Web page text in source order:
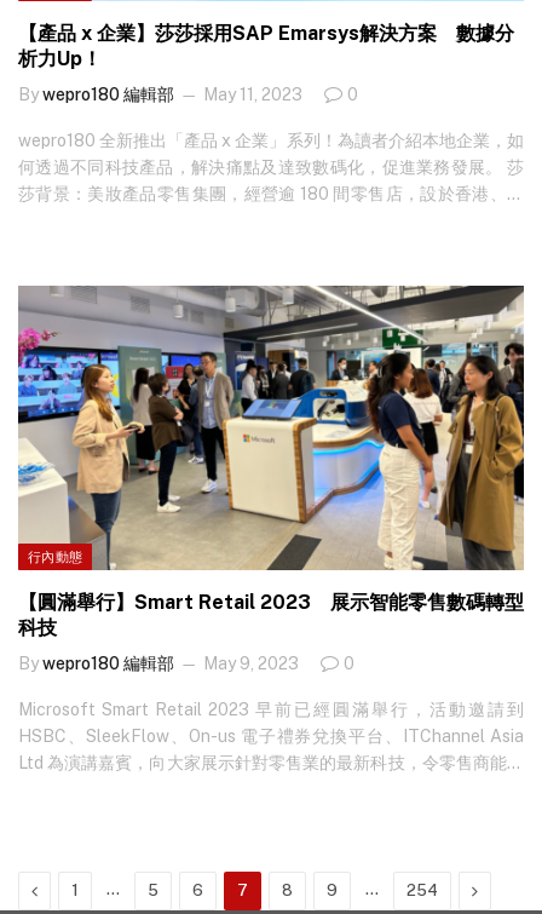
【產品 x 企業】莎莎採用SAP Emarsys解決方案 數據分
析力Up！
Bywepro180 編輯部 May 11, 2023 0
wepro180 全新推出「產品 x 企業」系列！為讀者介紹本地企業，如
何透過不同科技產品，解決痛點及達致數碼化，促進業務發展。 莎
莎背景：美妝產品零售集團，經營逾 180 間零售店，設於香港、澳
Commerce
行內動態
【圓滿舉行】Smart Retail 2023 展示智能零售數碼轉型
科技
Bywepro180 編輯部 May 9, 2023 0
Microsoft Smart Retail 2023 早前已經圓滿舉行，活動邀請到
HSBC、SleekFlow、On-us 電子禮券兌換平台、ITChannel Asia
Ltd 為演講嘉賓，向大家展示針對零售業的最新科技，令零售商能洞
Previous
1 … 5 6 7 8 9 … 254 Next